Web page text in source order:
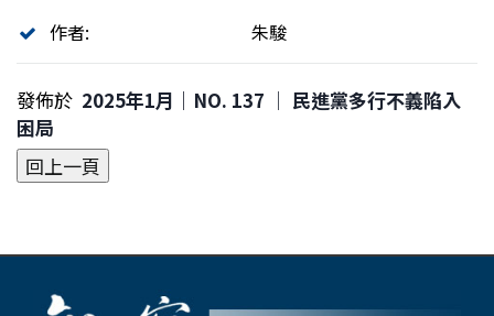
作者:
朱駿
發佈於 2025年1月｜NO. 137 │ 民進黨多行不義陷入
困局